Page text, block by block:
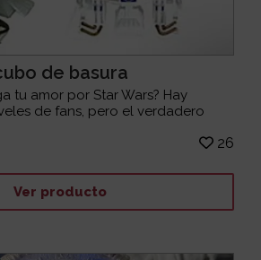
de basura
tu amor por Star Wars? Hay
de fans, pero el verdadero
26
Ver producto